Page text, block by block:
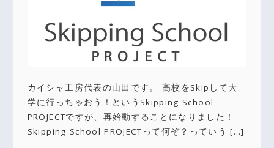
カイシャ工房代表の山田です。 高校をSkipして大
学に行っちゃおう！というSkipping School
PROJECTですが、再始動することになりました！
Skipping School PROJECTって何ぞ？っていう […]